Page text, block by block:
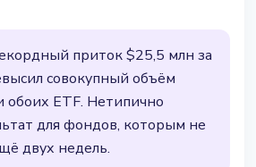
приток $25,5 млн за
совокупный объём
обоих ETF. Нетипично
для фондов, которым не
двух недель.